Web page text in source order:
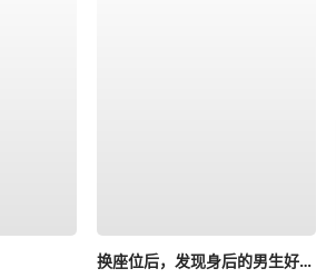
换座位后，发现身后的男生好像喜欢我